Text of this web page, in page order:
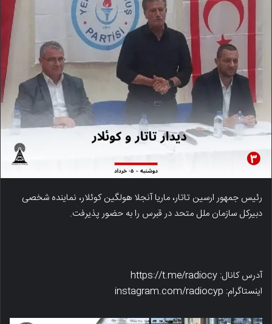
رئیس جمهور ارسین تاتار، ماریا آنجلا هولگین کوئلار، نماینده شخصی
دبیرکل سازمان ملل متحد در قبرس را به حضور پذیرفت.
آدرس کانال: https://t.me/radiocy
اینستاگرام: instagram.com/radiocyp